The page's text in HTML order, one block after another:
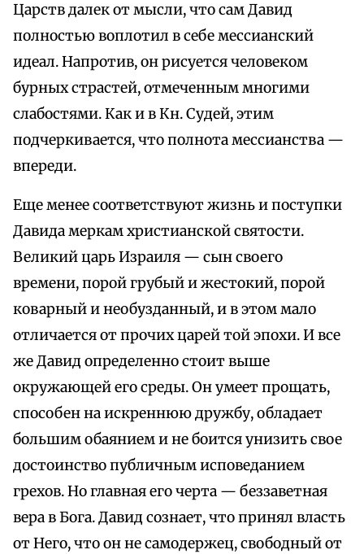
Царств далек от мысли, что сам Давид
полностью воплотил в себе мессианский
идеал. Напротив, он рисуется человеком
бурных страстей, отмеченным многими
слабостями. Как и в Кн. Судей, этим
подчеркивается, что полнота мессианства —
впереди.
Еще менее соответствуют жизнь и поступки
Давида меркам христианской святости.
Великий царь Израиля — сын своего
времени, порой грубый и жестокий, порой
коварный и необузданный, и в этом мало
отличается от прочих царей той эпохи. И все
же Давид определенно стоит выше
окружающей его среды. Он умеет прощать,
способен на искреннюю дружбу, обладает
большим обаянием и не боится унизить свое
достоинство публичным исповеданием
грехов. Но главная его черта — беззаветная
вера в Бога. Давид сознает, что принял власть
от Него, что он не самодержец, свободный от